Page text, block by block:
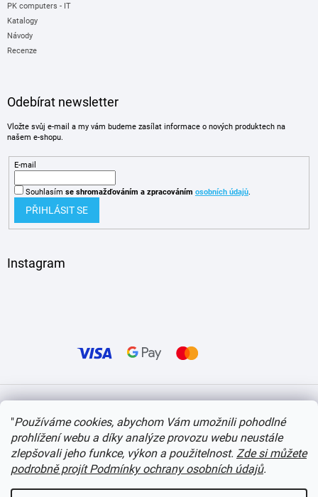
"Používáme cookies, abychom Vám umožnili pohodlné
prohlížení webu a díky analýze provozu webu neustále
zlepšovali jeho funkce, výkon a použitelnost. Zde si můžete
podrobně projít Podmínky ochrany osobních údajů.
PK computers - IT
Katalogy
Návody
Recenze
Odebírat newsletter
Vložte svůj e-mail a my vám budeme zasílat informace o nových produktech na
našem e-shopu.
E-mail
Souhlasím se shromažďováním a zpracováním osobních údajů.
PŘIHLÁSIT SE
Instagram
Copyright 2026itvlaky.cz . Všechna práva vyhrazena. Upravit nastavení cookies